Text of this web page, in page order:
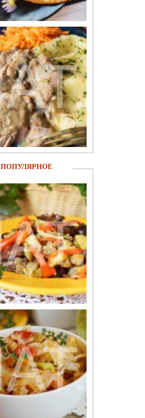
ПОПУЛЯРНОЕ